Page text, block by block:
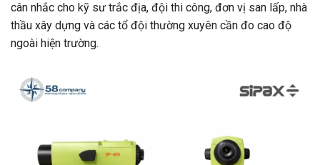
cân nhắc cho kỹ sư trắc địa, đội thi công, đơn vị san lấp, nhà
thầu xây dựng và các tổ đội thường xuyên cần đo cao độ
ngoài hiện trường.